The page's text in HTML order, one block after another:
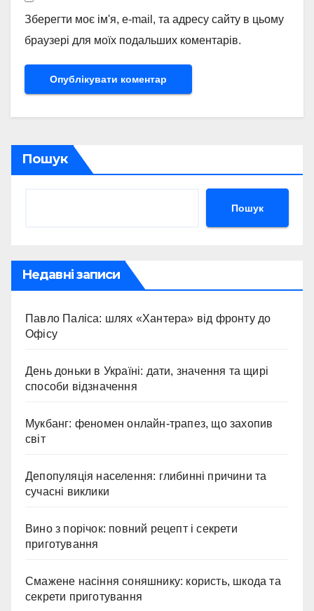
Зберегти моє ім'я, e-mail, та адресу сайту в цьому
браузері для моїх подальших коментарів.
Пошук
Пошук
Недавні записи
Павло Паліса: шлях «Хантера» від фронту до
Офісу
День доньки в Україні: дати, значення та щирі
способи відзначення
Мукбанг: феномен онлайн-трапез, що захопив
світ
Депопуляція населення: глибинні причини та
сучасні виклики
Вино з порічок: повний рецепт і секрети
приготування
Смажене насіння соняшнику: користь, шкода та
секрети приготування